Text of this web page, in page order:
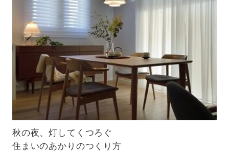
秋の夜、灯してくつろぐ
住まいのあかりのつくり方